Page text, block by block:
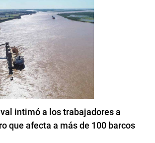
intimó a los trabajadores a
que afecta a más de 100 barcos